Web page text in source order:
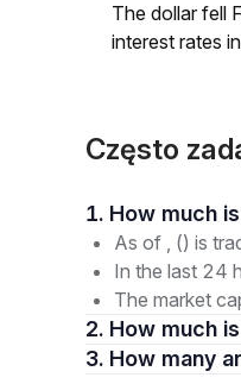
The dollar fell
interest rates
Często
As of , () is
In the last 24
The market
2. How much
3.